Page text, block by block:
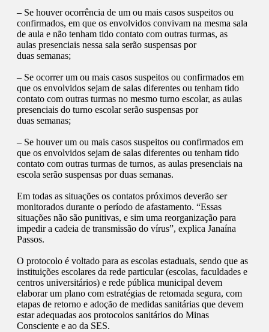
– Se houver ocorrência de um ou mais casos suspeitos ou
confirmados, em que os envolvidos convivam na mesma sala
de aula e não tenham tido contato com outras turmas, as
aulas presenciais nessa sala serão suspensas por
duas semanas;
– Se ocorrer um ou mais casos suspeitos ou confirmados em
que os envolvidos sejam de salas diferentes ou tenham tido
contato com outras turmas no mesmo turno escolar, as aulas
presenciais do turno escolar serão suspensas por
duas semanas;
– Se houver um ou mais casos suspeitos ou confirmados em
que os envolvidos sejam de salas diferentes ou tenham tido
contato com outras turmas de turnos, as aulas presenciais na
escola serão suspensas por duas semanas.
Em todas as situações os contatos próximos deverão ser
monitorados durante o período de afastamento. ​“Essas
situações não são punitivas, e sim uma reorganização para
impedir a cadeia de transmissão do vírus”, explica Janaína
Passos.
O protocolo é voltado para as escolas estaduais, sendo que as
instituições escolares da rede particular (escolas, faculdades e
centros universitários) e rede pública municipal devem
elaborar um plano com estratégias de retomada segura, com
etapas de retorno e adoção de medidas sanitárias que devem
estar adequadas aos protocolos sanitários do Minas
Consciente e ao da SES.